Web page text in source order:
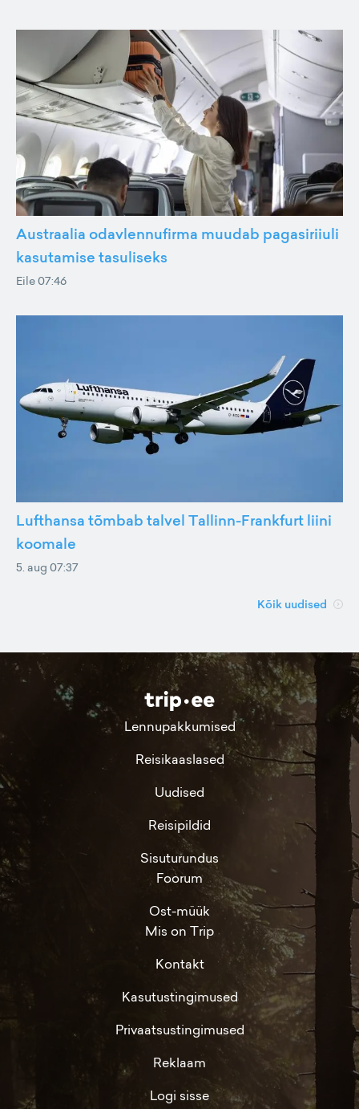
Austraalia odavlennufirma muudab pagasiriiuli
kasutamise tasuliseks
Eile 07:46
Lufthansa tõmbab talvel Tallinn-Frankfurt liini
koomale
5. aug 07:37
Kõik uudised
Lennupakkumised
Reisikaaslased
Uudised
Reisipildid
Sisuturundus
Foorum
Ost-müük
Mis on Trip
Kontakt
Kasutustingimused
Privaatsustingimused
Reklaam
Logi sisse